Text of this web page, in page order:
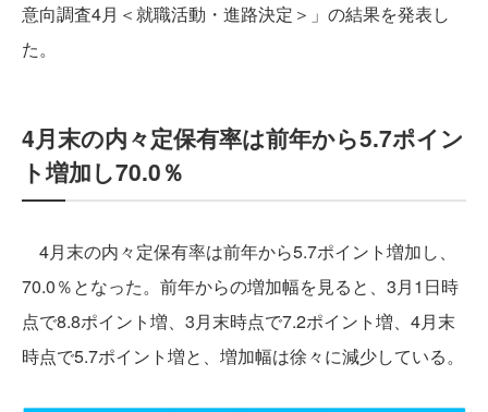
意向調査4月＜就職活動・進路決定＞」の結果を発表し
た。
4月末の内々定保有率は前年から5.7ポイン
ト増加し70.0％
4月末の内々定保有率は前年から5.7ポイント増加し、
70.0％となった。前年からの増加幅を見ると、3月1日時
点で8.8ポイント増、3月末時点で7.2ポイント増、4月末
時点で5.7ポイント増と、増加幅は徐々に減少している。